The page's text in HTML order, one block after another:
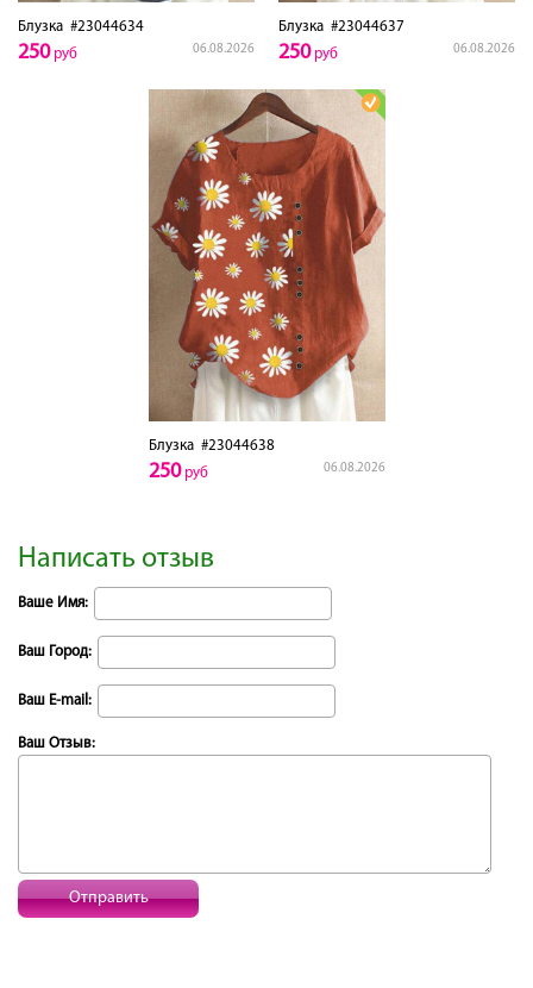
Блузка #23044634
06.08.2026
250руб
Блузка #23044637
06.08.2026
250руб
Блузка#23044638
06.08.2026
250руб
Написать отзыв
Ваше Имя:
Ваш Город:
Ваш E-mail:
Ваш Отзыв:
Отправить